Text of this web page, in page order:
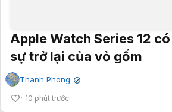
Apple Watch Series 12
sự trở lại của vỏ gốm
Thanh Phong ✔
10 phút trước